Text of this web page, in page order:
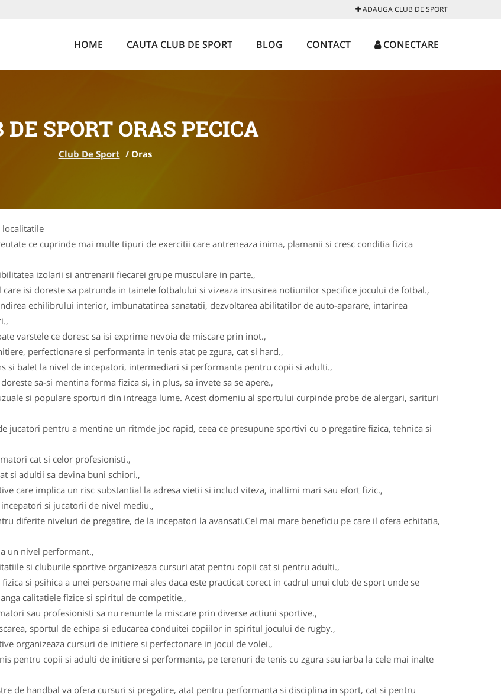
ADAUGA CLUB DE SPORT
HOME CAUTA CLUB DE SPORT BLOG CONTACT CONECTARE
DE SPORT ORAS PECICA
Club De Sport / Oras
localitatile
ce cuprinde mai multe tipuri de exercitii care antreneaza inima, plamanii si cresc conditia fizica
izolarii si antrenarii fiecarei grupe musculare in parte.,
isi doreste sa patrunda in tainele fotbalului si vizeaza insusirea notiunilor specifice jocului de fotbal.,
echilibrului interior, imbunatatirea sanatatii, dezvoltarea abilitatilor de auto-aparare, intarirea
varstele ce doresc sa isi exprime nevoia de miscare prin inot.,
perfectionare si performanta in tenis atat pe zgura, cat si hard.,
si balet la nivel de incepatori, intermediari si performanta pentru copii si adulti.,
sa-si mentina forma fizica si, in plus, sa invete sa se apere.,
si populare sporturi din intreaga lume. Acest domeniu al sportului curpinde probe de alergari, sarituri
jucatori pentru a mentine un ritmde joc rapid, ceea ce presupune sportivi cu o pregatire fizica, tehnica si
cat si celor profesionisti.,
si adultii sa devina buni schiori.,
care implica un risc substantial la adresa vietii si includ viteza, inaltimi mari sau efort fizic.,
si jucatorii de nivel mediu.,
diferite niveluri de pregatire, de la incepatori la avansati.Cel mai mare beneficiu pe care il ofera echitatia,
un nivel performant.,
si cluburile sportive organizeaza cursuri atat pentru copii cat si pentru adulti.,
si psihica a unei persoane mai ales daca este practicat corect in cadrul unui club de sport unde se
calitatiele fizice si spiritul de competitie.,
sau profesionisti sa nu renunte la miscare prin diverse actiuni sportive.,
sportul de echipa si educarea conduitei copiilor in spiritul jocului de rugby.,
organizeaza cursuri de initiere si perfectonare in jocul de volei.,
pentru copii si adulti de initiere si performanta, pe terenuri de tenis cu zgura sau iarba la cele mai inalte
de handbal va ofera cursuri si pregatire, atat pentru performanta si disciplina in sport, cat si pentru